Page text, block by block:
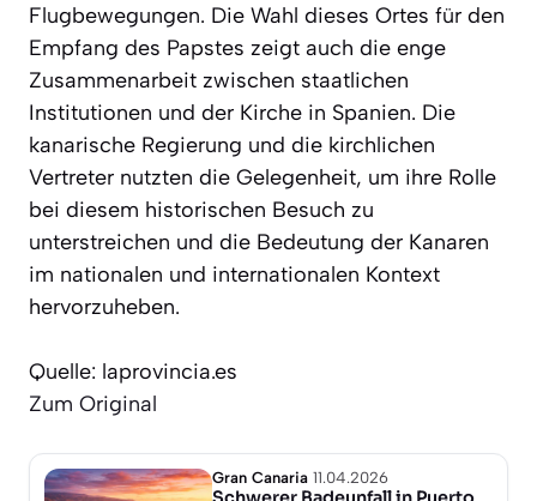
Flugbewegungen. Die Wahl dieses Ortes für den
Empfang des Papstes zeigt auch die enge
Zusammenarbeit zwischen staatlichen
Institutionen und der Kirche in Spanien. Die
kanarische Regierung und die kirchlichen
Vertreter nutzten die Gelegenheit, um ihre Rolle
bei diesem historischen Besuch zu
unterstreichen und die Bedeutung der Kanaren
im nationalen und internationalen Kontext
hervorzuheben.
Quelle: laprovincia.es
Zum Original
Gran Canaria 11.04.2026